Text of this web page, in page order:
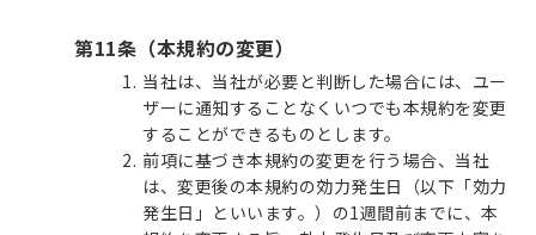
第11条（本規約の変更）
当社は、当社が必要と判断した場合には、ユー
ザーに通知することなくいつでも本規約を変更
することができるものとします。
前項に基づき本規約の変更を行う場合、当社
は、変更後の本規約の効力発生日（以下「効力
発生日」といいます。）の1週間前までに、本